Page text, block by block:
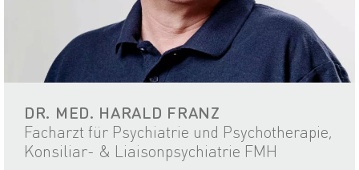
DR. MED. HARALD FRANZ
Facharzt für Psychiatrie und Psychotherapie,
Konsiliar- & Liaisonpsychiatrie FMH